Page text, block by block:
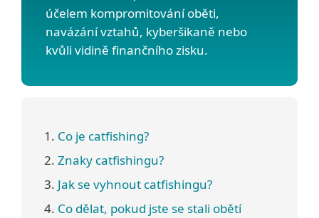
účelem kompromitování oběti,
navázání vztahů, kyberšikaně nebo
kvůli vidině finančního zisku.
Co je catfishing?
Znaky catfishingu?
Jak se vyhnout catfishingu?
Co dělat, pokud jste se stali obětí